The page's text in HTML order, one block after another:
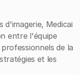
Medicai
entre l'équipe
de la
et les